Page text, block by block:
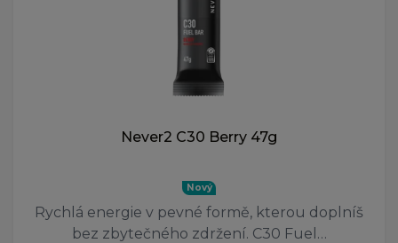
Never2 C30 Berry 47g
Nový
Rychlá energie v pevné formě, kterou doplníš
bez zbytečného zdržení. C30 Fuel…